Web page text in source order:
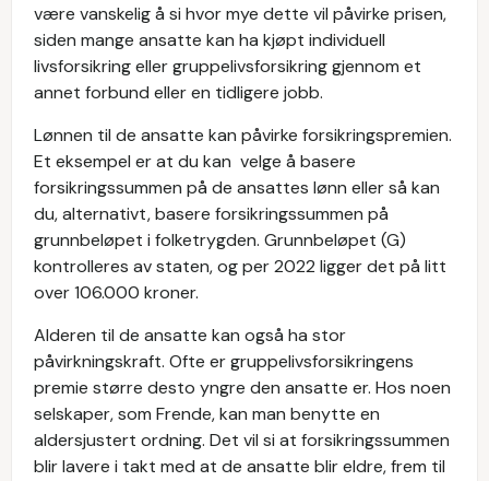
være vanskelig å si hvor mye dette vil påvirke prisen,
siden mange ansatte kan ha kjøpt individuell
livsforsikring eller gruppelivsforsikring gjennom et
annet forbund eller en tidligere jobb.
Lønnen til de ansatte kan påvirke forsikringspremien.
Et eksempel er at du kan velge å basere
forsikringssummen på de ansattes lønn eller så kan
du, alternativt, basere forsikringssummen på
grunnbeløpet i folketrygden. Grunnbeløpet (G)
kontrolleres av staten, og per 2022 ligger det på litt
over 106.000 kroner.
Alderen til de ansatte kan også ha stor
påvirkningskraft. Ofte er gruppelivsforsikringens
premie større desto yngre den ansatte er. Hos noen
selskaper, som Frende, kan man benytte en
aldersjustert ordning. Det vil si at forsikringssummen
blir lavere i takt med at de ansatte blir eldre, frem til